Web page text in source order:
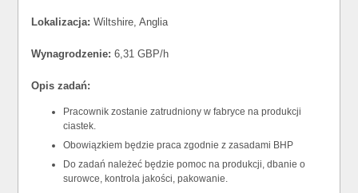
Lokalizacja: Wiltshire, Anglia
Wynagrodzenie: 6,31 GBP/h
Opis zadań:
Pracownik zostanie zatrudniony w fabryce na produkcji
ciastek.
Obowiązkiem będzie praca zgodnie z zasadami BHP
Do zadań należeć będzie pomoc na produkcji, dbanie o
surowce, kontrola jakości, pakowanie.